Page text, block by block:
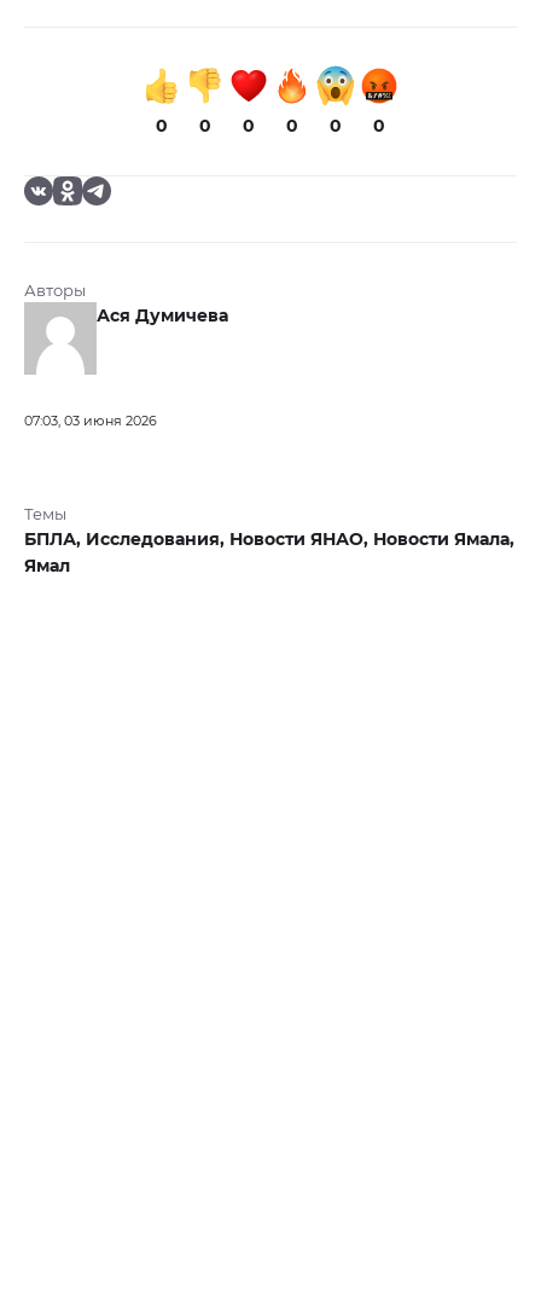
0 0 0 0 0 0
Авторы
Ася Думичева
07:03, 03 июня 2026
Темы
БПЛА, Исследования, Новости ЯНАО, Новости Ямала,
Ямал